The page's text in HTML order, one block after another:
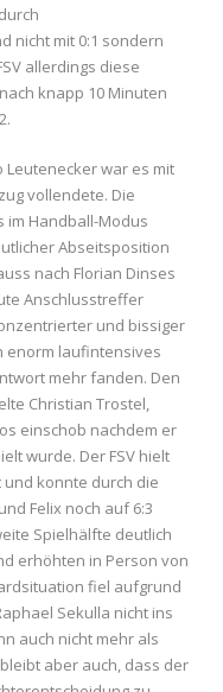
nicht mit 0:1 sondern
allerdings diese
knapp 10 Minuten
Leutenecker war es mit
vollendete. Die
Handball-Modus
Abseitsposition
nach Florian Dinses
Anschlusstreffer
und bissiger
enorm laufintensives
mehr fanden. Den
Christian Trostel,
einschob nachdem er
wurde. Der FSV hielt
konnte durch die
Felix noch auf 6:3
Spielhälfte deutlich
erhöhten in Person von
fiel aufgrund
Sekulla nicht ins
auch nicht mehr als
aber auch, dass der